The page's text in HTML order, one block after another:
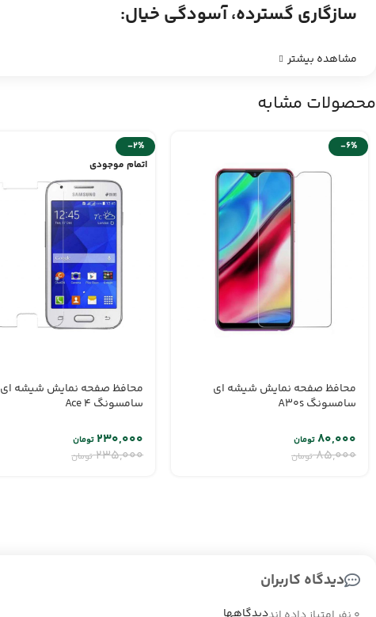
سازگاری گسترده، آسودگی خیال:
مشاهده بیشتر
محصولات مشابه
-6%
محافظ صفحه نمایش شیشه ای
سامسونگ A30s
۸۵,۰۰۰ تومان
۸۰,۰۰۰تومان
-2%
اتمام موجودی
محافظ صفحه نمایش شیشه ای
سامسونگ Ace 4
۲۳۵,۰۰۰ تومان
۲۳۰,۰۰۰تومان
دیدگاه کاربران
دیدگاهها